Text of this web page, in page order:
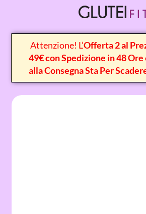
Attenzione! L’Offerta 2 al
49€ con Spedizione in 48 Ore
alla Consegna Sta Per